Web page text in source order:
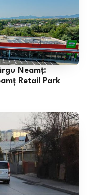
Neamț:
Retail Park